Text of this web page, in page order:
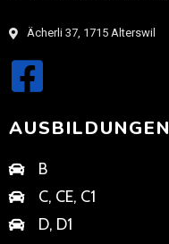
Ächerli 37, 1715 Alterswil
AUSBILDUNGEN
B
C, CE, C1
D, D1